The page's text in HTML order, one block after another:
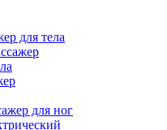
для тела
для ног